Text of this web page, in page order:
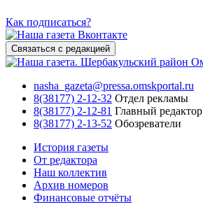
Как подписаться?
Связаться с редакцией
nasha_gazeta@pressa.omskportal.ru
8(38177) 2-12-32 Отдел рекламы
8(38177) 2-12-81 Главный редактор
8(38177) 2-13-52 Обозреватели
История газеты
От редактора
Наш коллектив
Архив номеров
Финансовые отчёты